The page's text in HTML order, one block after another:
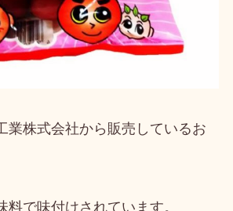
業株式会社から販売しているお
料で味付けされています。